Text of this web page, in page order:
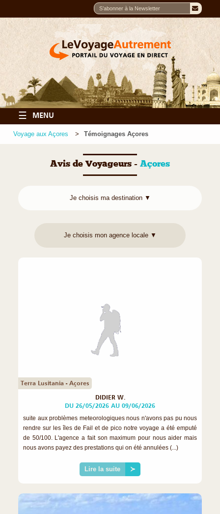
☰ MENU
Voyage aux Açores Témoignages Açores
Avis de Voyageurs - Açores
Terra Lusitania - Açores
DIDIER W.
DU 26/05/2026 AU 09/06/2026
suite aux problèmes meteorologiques nous n'avons pas pu nous
rendre sur les îles de Fail et de pico notre voyage a été emputé
de 50/100. L'agence a fait son maximum pour nous aider mais
nous avons payez des prestations qui on été annulées (...)
Lire la suite ≻